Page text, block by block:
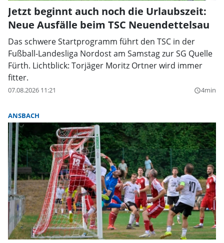
Jetzt beginnt auch noch die Urlaubszeit:
Neue Ausfälle beim TSC Neuendettelsau
Das schwere Startprogramm führt den TSC in der
Fußball-Landesliga Nordost am Samstag zur SG Quelle
Fürth. Lichtblick: Torjäger Moritz Ortner wird immer
fitter.
07.08.2026 11:21 query_builder4min
ANSBACH